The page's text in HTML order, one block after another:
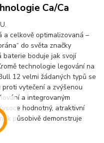
Ca/Ca
a celkově optimalizovaná –
do světa značky
baterie boduje jak svojí
technologie legování na
12 velmi žádaných typů se
vytečení a zvýšenou
a integrovaným
hodnotný, atraktivní
působivě demonstruje